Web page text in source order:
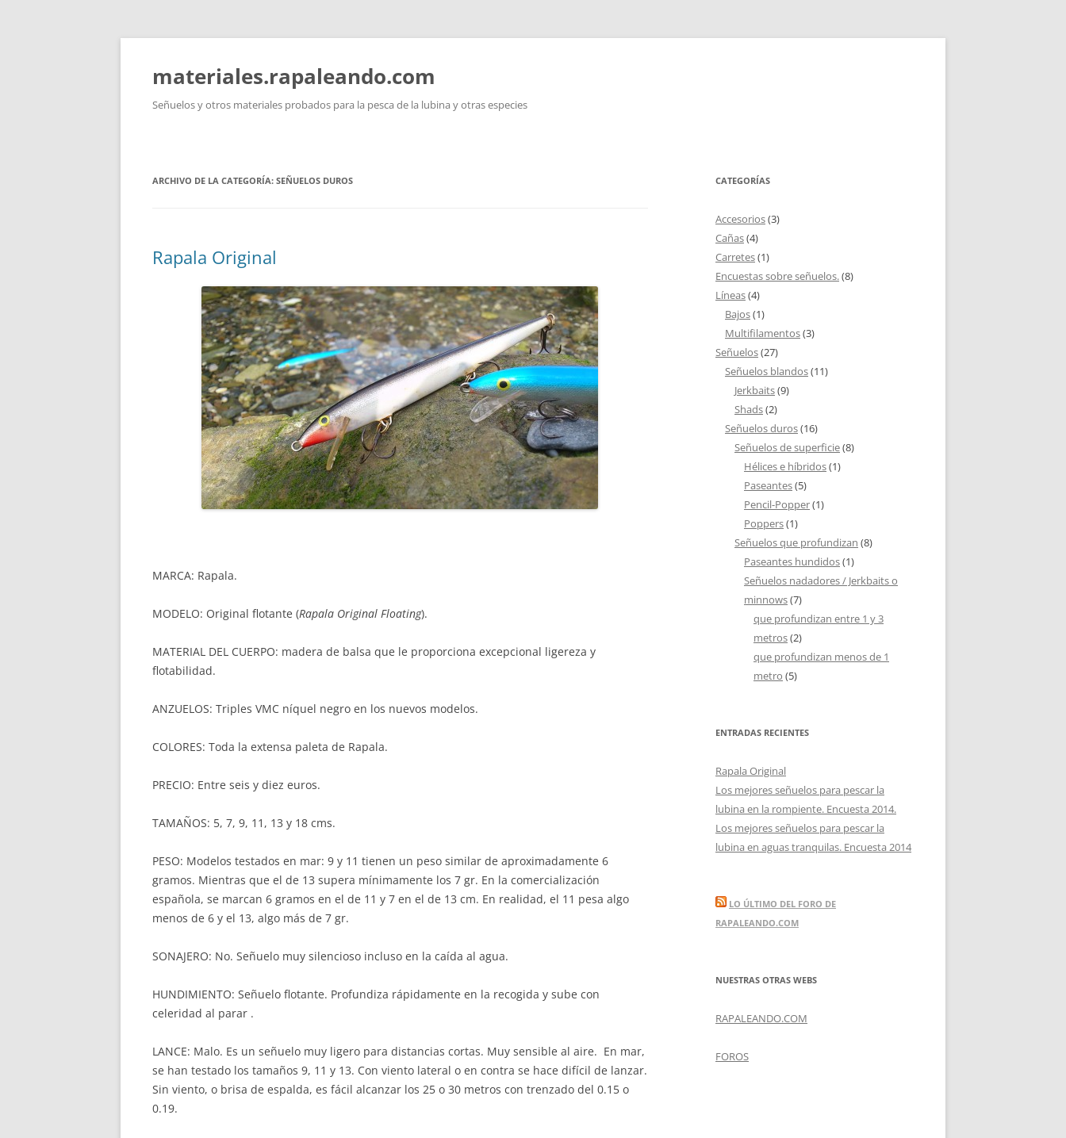
Saltar
materiales.rapaleando.com
Señuelos y otros materiales probados para la pesca de la lubina y otras especies
ARCHIVO DE LA CATEGORÍA: SEÑUELOS DUROS
Rapala Original
MARCA: Rapala.
MODELO: Original flotante (Rapala Original Floating).
MATERIAL DEL CUERPO: madera de balsa que le proporciona excepcional ligereza y
flotabilidad.
ANZUELOS: Triples VMC níquel negro en los nuevos modelos.
COLORES: Toda la extensa paleta de Rapala.
PRECIO: Entre seis y diez euros.
TAMAÑOS: 5, 7, 9, 11, 13 y 18 cms.
PESO: Modelos testados en mar: 9 y 11 tienen un peso similar de aproximadamente 6
gramos. Mientras que el de 13 supera mínimamente los 7 gr. En la comercialización
española, se marcan 6 gramos en el de 11 y 7 en el de 13 cm. En realidad, el 11 pesa algo
menos de 6 y el 13, algo más de 7 gr.
SONAJERO: No. Señuelo muy silencioso incluso en la caída al agua.
HUNDIMIENTO: Señuelo flotante. Profundiza rápidamente en la recogida y sube con
celeridad al parar .
LANCE: Malo. Es un señuelo muy ligero para distancias cortas. Muy sensible al aire. En mar,
se han testado los tamaños 9, 11 y 13. Con viento lateral o en contra se hace difícil de lanzar.
Sin viento, o brisa de espalda, es fácil alcanzar los 25 o 30 metros con trenzado del 0.15 o
0.19.
CATEGORÍAS
Accesorios(3)
Cañas(4)
Carretes(1)
Encuestas sobre señuelos.(8)
Líneas(4)
Bajos(1)
Multifilamentos(3)
Señuelos(27)
Señuelos blandos(11)
Jerkbaits(9)
Shads(2)
Señuelos duros(16)
Señuelos de superficie(8)
Hélices e híbridos(1)
Paseantes(5)
Pencil-Popper(1)
Poppers(1)
Señuelos que profundizan (8)
Paseantes hundidos(1)
Señuelos nadadores / Jerkbaits o
minnows(7)
que profundizan entre 1 y 3
metros(2)
que profundizan menos de 1
metro (5)
ENTRADAS RECIENTES
Rapala Original
Los mejores señuelos para pescar la
lubina en la rompiente. Encuesta 2014.
Los mejores señuelos para pescar la
lubina en aguas tranquilas. Encuesta 2014
LO ÚLTIMO DEL FORO DE
RAPALEANDO.COM
NUESTRAS OTRAS WEBS
RAPALEANDO.COM
FOROS